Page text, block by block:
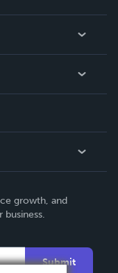
growth, and
Submit